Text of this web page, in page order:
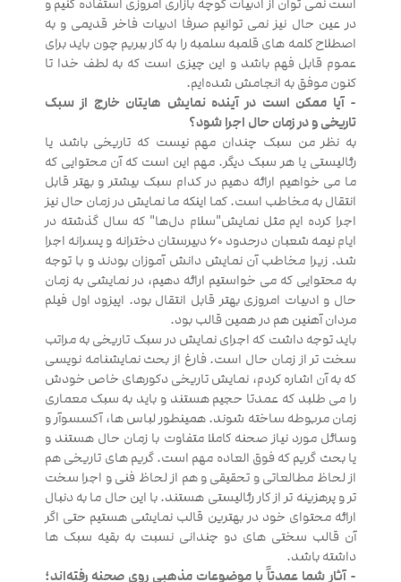
است نمی توان از ادبیات کوچه بازاری امروزی استفاده کنیم و
در عین حال نیز نمی توانیم صرفا ادبیات فاخر قدیمی و به
اصطلاح کلمه های قلمبه سلمبه را به کار ببریم چون باید برای
عموم قابل فهم باشد و این چیزی است که به لطف خدا تا
کنون موفق به انجامش شده‌ایم.
- آیا ممکن است در آینده نمایش هایتان خارج از سبک
تاریخی و در زمان حال اجرا شود؟
به نظر من سبک چندان مهم نیست که تاریخی باشد یا
رئالیستی یا هر سبک دیگر. مهم این است که آن محتوایی که
ما می خواهیم ارائه دهیم در کدام سبک بیشتر و بهتر قابل
انتقال به مخاطب است. کما اینکه ما نمایش در زمان حال نیز
اجرا کرده ایم مثل نمایش"سلام دل‌ها" که سال گذشته در
ایام نیمه شعبان درحدود 60 دبیرستان دخترانه و پسرانه اجرا
شد. زیرا مخاطب آن نمایش دانش آموزان بودند و با توجه
به محتوایی که می خواستیم ارائه دهیم، در نمایشی به زمان
حال و ادبیات امروزی بهتر قابل انتقال بود. اپیزود اول فیلم
مردان آهنین هم در همین قالب بود.
باید توجه داشت که اجرای نمایش در سبک تاریخی به مراتب
سخت تر از زمان حال است. فارغ از بحث نمایشنامه نویسی
که به آن اشاره کردم، نمایش تاریخی دکورهای خاص خودش
را می طلبد که عمدتا حجیم هستند و باید به سبک معماری
زمان مربوطه ساخته شوند. همینطور لباس ها، آکسسوآر و
وسائل مورد نیاز صحنه کاملا متفاوت با زمان حال هستند و
یا بحث گریم که فوق العاده مهم است. گریم های تاریخی هم
از لحاظ مطالعاتی و تحقیقی و هم از لحاظ فنی و اجرا سخت
تر و پرهزینه تر از کار رئالیستی هستند. با این حال ما به دنبال
ارائه محتوای خود در بهترین قالب نمایشی هستیم حتی اگر
آن قالب سختی های دو چندانی نسبت به بقیه سبک ها
داشته باشد.
- آثار شما عمدتاً با موضوعات مذهبی روی صحنه رفته‌اند؛